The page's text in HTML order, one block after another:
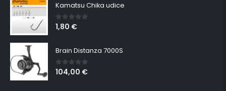
Kamatsu Chika udice
0 out of 5
1,80 €
Brain Distanza 7000S
0out of 5
104,00 €